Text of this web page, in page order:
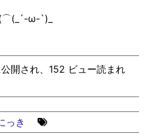
⌒(_´-ω-`)_
開され、152 ビュー読まれ
っき